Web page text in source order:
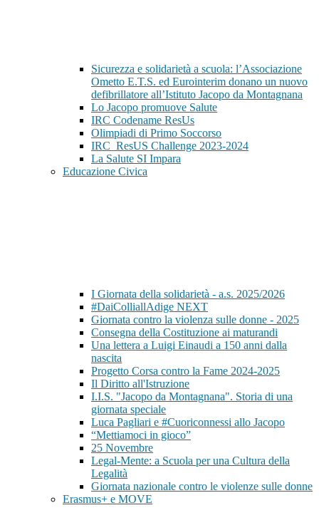
Sicurezza e solidarietà a scuola: l’Associazione
Ometto E.T.S. ed Eurointerim donano un nuovo
defibrillatore all’Istituto Jacopo da Montagnana
Lo Jacopo promuove Salute
IRC Codename ResUs
Olimpiadi di Primo Soccorso
IRC_ResUS Challenge 2023-2024
La Salute SI Impara
Educazione Civica
I Giornata della solidarietà - a.s. 2025/2026
#DaiColliallAdige NEXT
Giornata contro la violenza sulle donne - 2025
Consegna della Costituzione ai maturandi
Una lettera a Luigi Einaudi a 150 anni dalla
nascita
Progetto Corsa contro la Fame 2024-2025
Il Diritto all'Istruzione
I.I.S. "Jacopo da Montagnana". Storia di una
giornata speciale
Luca Pagliari e #Cuoriconnessi allo Jacopo
“Mettiamoci in gioco”
25 Novembre
Legal-Mente: a Scuola per una Cultura della
Legalità
Giornata nazionale contro le violenze sulle donne
Erasmus+ e MOVE